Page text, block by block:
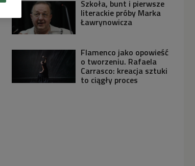
Szkoła, bunt i pierwsze
literackie próby Marka
Ławrynowicza
Flamenco jako opowieść
o tworzeniu. Rafaela
Carrasco: kreacja sztuki
to ciągły proces